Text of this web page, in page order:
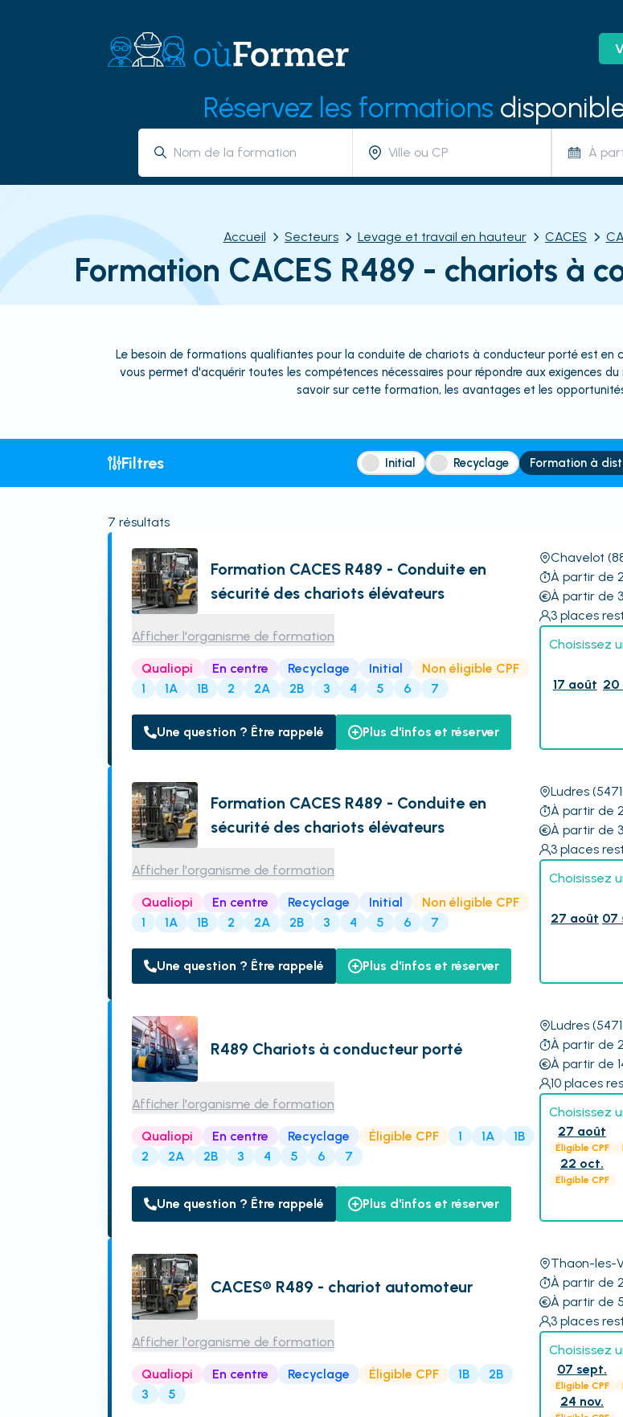
Réservez les formations
À
Accueil Secteurs Levage et travail en hauteur CACES
Formation CACES R489 - chariots à
Le besoin de formations qualifiantes pour la conduite de chariots à conducteur porté est
vous permet d'acquérir toutes les compétences nécessaires pour répondre aux exigences
savoir sur cette formation, les avantages et les
Filtres Initial Recyclage Formation à
7 résultats
Formation CACES R489 - Conduite en
sécurité des chariots élévateurs
Afficher l'organisme de formation
Qualiopi En centre Recyclage Initial
Non éligible CPF
1
1A 1B 2 2A 2B 3 4 5 6 7
Une question ? Être rappelé Plus d'infos et réserver
Chavelot
À partir de
À partir de
3 places
Choisissez
17 août 20
Formation CACES R489 - Conduite en
sécurité des chariots élévateurs
Afficher l'organisme de formation
Qualiopi En centre Recyclage Initial
Non éligible CPF
1
1A 1B 2 2A 2B 3 4 5 6 7
Une question ? Être rappelé Plus d'infos et réserver
Ludres
À partir de
À partir de
3 places
Choisissez
27 août 07
R489 Chariots à conducteur porté
Afficher l'organisme de formation
Qualiopi En centre Recyclage Éligible CPF 1 1A
1B
2
2A 2B 3 4 5 6 7
Une question ? Être rappelé Plus d'infos et réserver
Ludres
À partir de
À partir de
10 places
Choisissez
27 août
Éligible CPF
22 oct.
Éligible CPF
CACES® R489 - chariot automoteur
Afficher l'organisme de formation
Qualiopi En centre Recyclage Éligible CPF 1B
2B
3
5
Thaon-les-
À partir de
À partir de
3 places
Choisissez
07 sept.
Éligible CPF
24 nov.